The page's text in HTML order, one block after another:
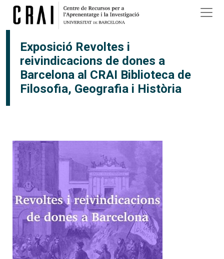
Vés al contingut
Exposició Revoltes i
reivindicacions de dones a
Barcelona al CRAI Biblioteca de
Filosofia, Geografia i Història
×